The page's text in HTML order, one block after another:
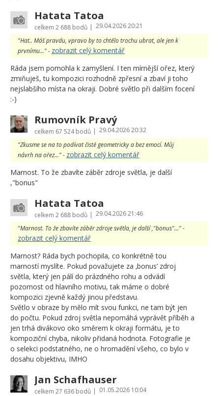
Hatata Tatoa
celkem 2 688 bodů | 29.04.2026 20:21
"Hat.. Máš pravdu, vpravo by to chtělo trochu ubrat, ale jen k
prvnímu..." - zobrazit celý komentář
Ráda jsem pomohla k zamyšlení. I ten mírnější ořez, který
zmiňuješ, tu kompozici rozhodně zpřesní a zbaví ji toho
nejslabšího místa na okraji. Dobré světlo při dalším focení
:-)
Rumovník Pravý
celkem 67 524 bodů | 29.04.2026 20:32
"Zkusme se na to podívat čistě geometricky a bez emocí. Můj
návrh na ořez..." - zobrazit celý komentář
Marnost. To že zbavíte záběr zdroje světla, je další
,"bonus"
Hatata Tatoa
celkem 2 688 bodů | 29.04.2026 21:46
"Marnost. To že zbavíte záběr zdroje světla, je další ,"bonus"..." -
zobrazit celý komentář
Marnost? Ráda bych pochopila, co konkrétně tou
marností myslíte. Pokud považujete za ‚bonus‘ zdroj
světla, který jen pálí do prázdného rohu a odvádí
pozornost od hlavního motivu, tak máme o dobré
kompozici zjevně každý jinou představu.
Světlo v obraze by mělo mít svou funkci, ne tam být jen
do počtu. Pokud zdroj světla nepomáhá vyprávět příběh a
jen trhá divákovo oko směrem k okraji formátu, je to
kompoziční chyba, nikoliv přidaná hodnota. Fotografie je
o selekci podstatného, ne o hromadění všeho, co bylo v
dosahu objektivu, IMHO
Jan Schafhauser
celkem 27 636 bodů | 01.05.2026 10:04